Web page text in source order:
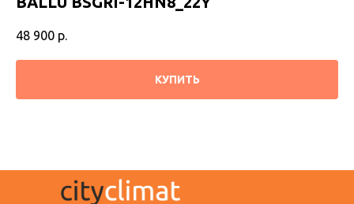
48 900 р.
КУПИТЬ